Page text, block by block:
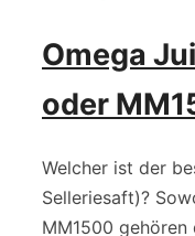
Omega
oder
Welcher ist der
Selleriesaft)?
MM1500